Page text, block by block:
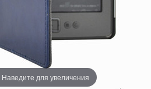
Наведите для увеличения